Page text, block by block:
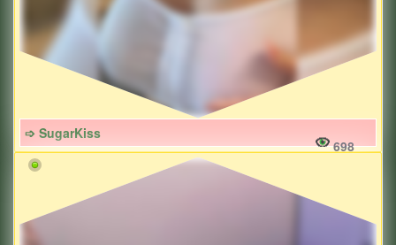
➩ SugarKiss
698